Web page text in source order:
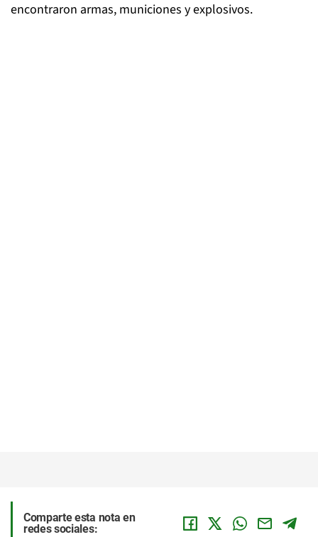
encontraron armas, municiones y explosivos.
Comparte esta nota en
redes sociales: